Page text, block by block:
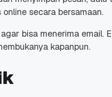
secara bersamaan.
bisa menerima email.
kapanpun.